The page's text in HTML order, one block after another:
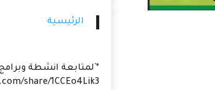
الرئيسية
*`لمتابعة انشطة
share/1CCEo4Lik3/